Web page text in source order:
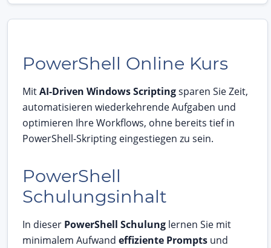
PowerShell Online Kurs
MitAI-Driven Windows Scriptingsparen Sie Zeit,
automatisieren wiederkehrende Aufgaben und
optimieren Ihre Workflows, ohne bereits tief in
PowerShell-Skripting eingestiegen zu sein.
PowerShell
Schulungsinhalt
In dieser PowerShell Schulung lernen Sie mit
minimalem Aufwand effiziente Prompts und